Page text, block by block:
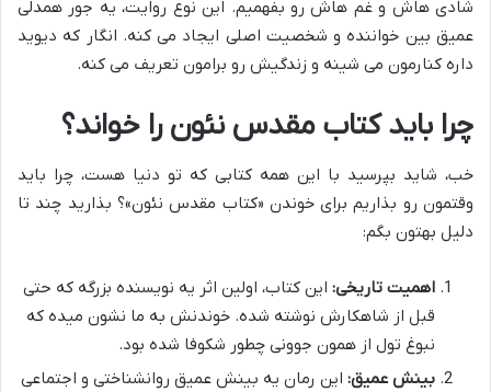
شادی هاش و غم هاش رو بفهمیم. این نوع روایت، یه جور همدلی
عمیق بین خواننده و شخصیت اصلی ایجاد می کنه. انگار که دیوید
داره کنارمون می شینه و زندگیش رو برامون تعریف می کنه.
چرا باید کتاب مقدس نئون را خواند؟
خب، شاید بپرسید با این همه کتابی که تو دنیا هست، چرا باید
وقتمون رو بذاریم برای خوندن «کتاب مقدس نئون»؟ بذارید چند تا
دلیل بهتون بگم:
اهمیت تاریخی: این کتاب، اولین اثر یه نویسنده بزرگه که حتی
قبل از شاهکارش نوشته شده. خوندنش به ما نشون میده که
نبوغ تول از همون جوونی چطور شکوفا شده بود.
بینش عمیق: این رمان یه بینش عمیق روانشناختی و اجتماعی